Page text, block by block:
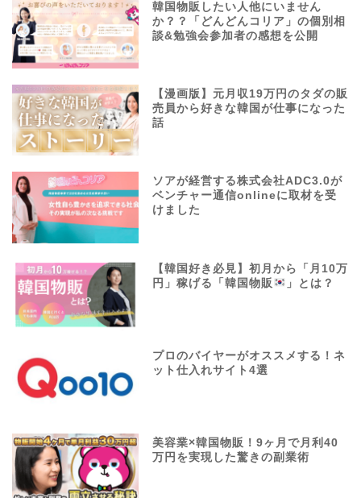
韓国物販したい人他にいません
か？？「どんどんコリア」の個別相
談&勉強会参加者の感想を公開
【漫画版】元月収19万円のタダの販
売員から好きな韓国が仕事になった
話
ソアが経営する株式会社ADC3.0が
ベンチャー通信onlineに取材を受
けました
【韓国好き必見】初月から「月10万
円」稼げる「韓国物販
」とは？
プロのバイヤーがオススメする！ネ
ット仕入れサイト4選
美容業×韓国物販！9ヶ月で月利40
万円を実現した驚きの副業術